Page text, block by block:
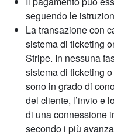
seguendo le
La transazione con
sistema di ticketing
Stripe. In nessuna
sistema di ticketing
sono in grado di
del cliente, l’invio e
di una connessione
secondo i più